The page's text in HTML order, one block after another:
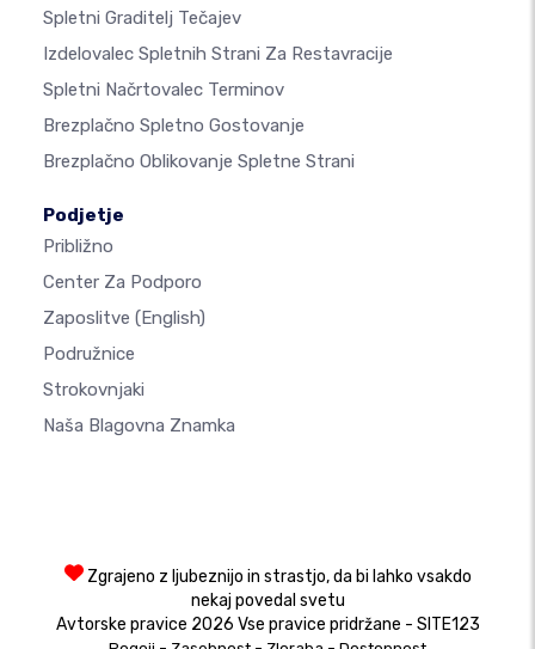
Spletni Graditelj Tečajev
Izdelovalec Spletnih Strani Za Restavracije
Spletni Načrtovalec Terminov
Brezplačno Spletno Gostovanje
Brezplačno Oblikovanje Spletne Strani
Podjetje
Približno
Center Za Podporo
Zaposlitve (English)
Podružnice
Strokovnjaki
Naša Blagovna Znamka
Zgrajeno z ljubeznijo in strastjo, da bi lahko vsakdo
nekaj povedal svetu
Avtorske pravice 2026 Vse pravice pridržane - SITE123